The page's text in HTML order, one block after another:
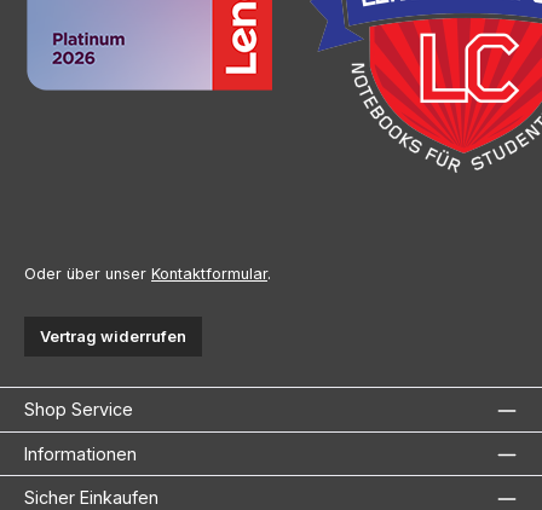
Oder über unser Kontaktformular.
Vertrag widerrufen
Shop Service
Informationen
Sicher Einkaufen